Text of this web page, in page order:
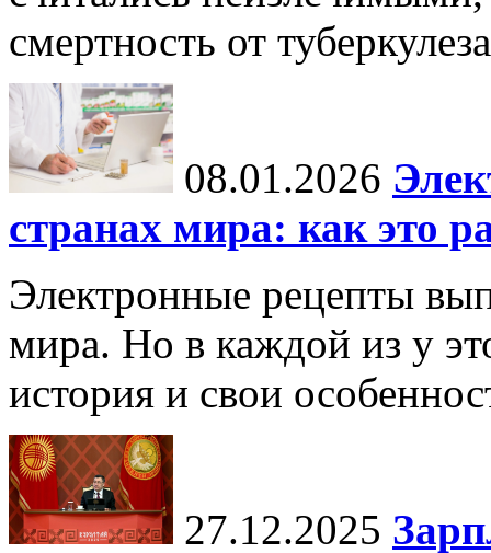
смертность от
08.01.2026
странах мира: как это
Электронные рецепты
мира. Но в каждой из у
история и свои
27.12.2025